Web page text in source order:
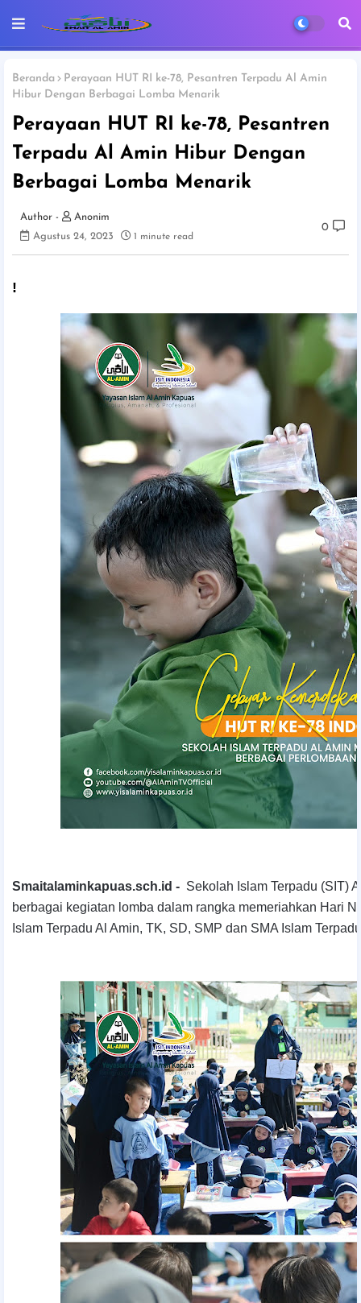
Beranda
Perayaan HUT RI ke-78, Pesantren Terpadu Al Amin
Hibur Dengan Berbagai Lomba Menarik
Perayaan HUT RI ke-78, Pesantren
Terpadu Al Amin Hibur Dengan
Berbagai Lomba Menarik
Anonim
Agustus 24, 2023
1 minute read
0
!
Smaitalaminkapuas.sch.id - Sekolah Islam Terpadu (SIT)
berbagai kegiatan lomba dalam rangka memeriahkan Hari
Islam Terpadu Al Amin, TK, SD, SMP dan SMA Islam